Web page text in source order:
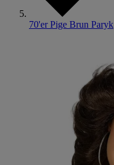
70'er Pige Brun Paryk